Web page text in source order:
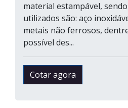
material estampável,
utilizados são: aço
metais não ferrosos,
possível des...
Cotar agora